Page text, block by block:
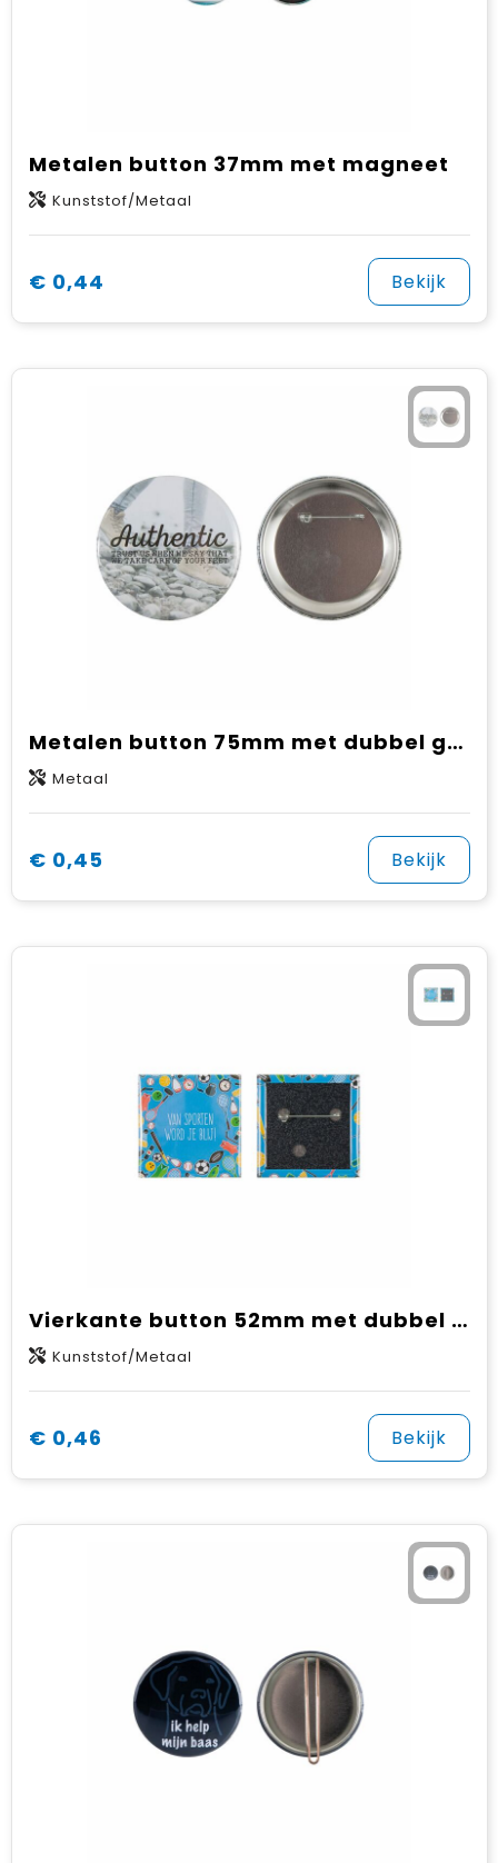
Metalen button 37mm met magneet
Kunststof/Metaal
€ 0,44 Bekijk
Metalen button 75mm met dubbel gezekerde speld
Metaal
€ 0,45 Bekijk
Vierkante button 52mm met dubbel gezekerde speld
Kunststof/Metaal
€ 0,46 Bekijk